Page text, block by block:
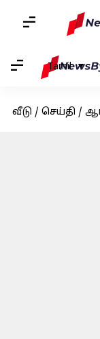
Tamil
வீடு / செய்தி /